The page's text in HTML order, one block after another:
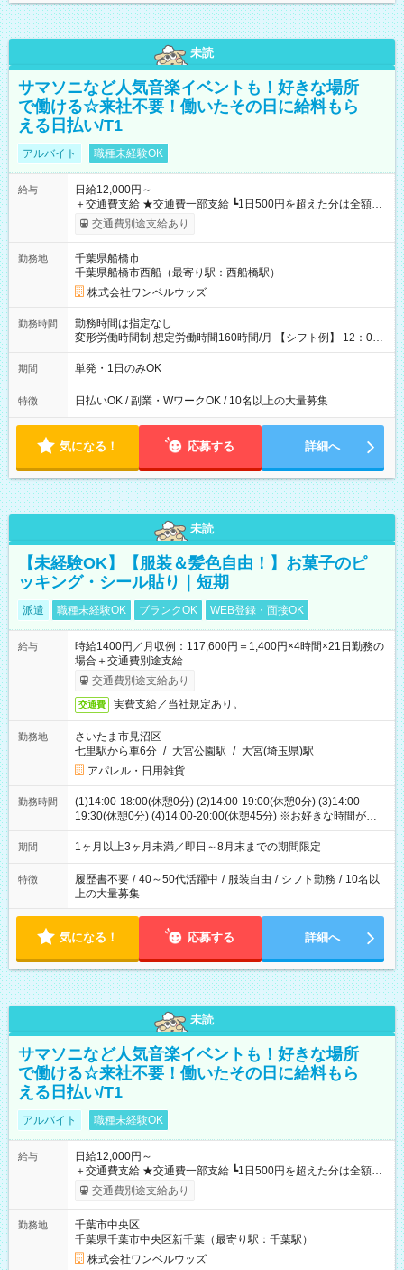
未読
サマソニなど人気音楽イベントも！好きな場所
で働ける☆来社不要！働いたその日に給料もら
える日払い/T1
アルバイト 職種未経験OK
給与
日給12,000円～
＋交通費支給 ★交通費一部支給 ┗1日500円を超えた分は全額支
給！ ※往復500円以内の方は自己負担となります ★日払いOK！
（規定あり） ┗働いたその日に現金GET♪ お仕事後はコンビニ
なし
交通費別途支給あり
勤務地
千葉県船橋市
千葉県船橋市西船（最寄り駅：西船橋駅）
株式会社ワンベルウッズ
勤務時間
勤務時間は指定なし
変形労働時間制 想定労働時間160時間/月 【シフト例】 12：00
～22：00
期間 単発・1日のみOK
特徴 日払いOK / 副業・WワークOK / 10名以上の大量募集
気になる！ 応募する 詳細へ
未読
【未経験OK】【服装＆髪色自由！】お菓子のピ
ッキング・シール貼り｜短期
派遣 職種未経験OK ブランクOK WEB登録・面接OK
給与
時給1400円／月収例：117,600円＝1,400円×4時間×21日勤務の
場合＋交通費別途支給
交通費別途支給あり
交通費 実費支給／当社規定あり。
勤務地
さいたま市見沼区
七里駅から車6分 / 大宮公園駅 / 大宮(埼玉県)駅
アパレル・日用雑貨
勤務時間
(1)14:00-18:00(休憩0分) (2)14:00-19:00(休憩0分) (3)14:00-
19:30(休憩0分) (4)14:00-20:00(休憩45分) ※お好きな時間が選べ
ます
期間 1ヶ月以上3ヶ月未満／即日～8月末までの期間限定
特徴 履歴書不要 / 40～50代活躍中 / 服装自由 / シフト勤務 / 10名以
上の大量募集
気になる！ 応募する 詳細へ
未読
サマソニなど人気音楽イベントも！好きな場所
で働ける☆来社不要！働いたその日に給料もら
える日払い/T1
アルバイト 職種未経験OK
給与
日給12,000円～
＋交通費支給 ★交通費一部支給 ┗1日500円を超えた分は全額支
給！ ※往復500円以内の方は自己負担となります ★日払いOK！
（規定あり） ┗働いたその日に現金GET♪ お仕事後はコンビニ
なし
交通費別途支給あり
勤務地
千葉市中央区
千葉県千葉市中央区新千葉（最寄り駅：千葉駅）
株式会社ワンベルウッズ